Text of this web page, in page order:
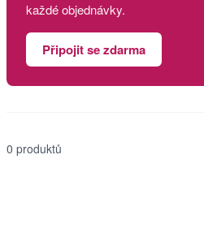
každé objednávky.
Připojit se zdarma
0 produktů